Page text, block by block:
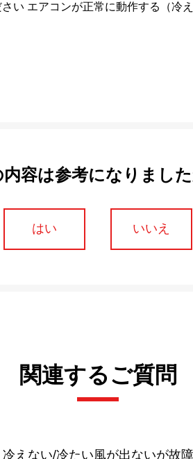
い エアコンが正常に動作する（冷
内容は参考になりまし
はい いいえ
関連するご質問
えない/冷たい風が出ないが故